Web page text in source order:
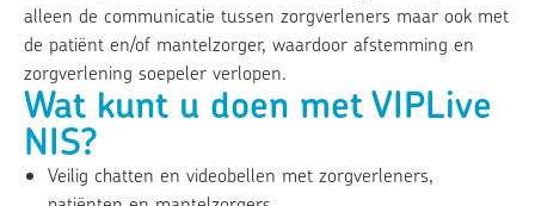
alleen de communicatie tussen zorgverleners maar ook met
de patiënt en/of mantelzorger, waardoor afstemming en
zorgverlening soepeler verlopen.
Wat kunt u doen met VIPLive
NIS?
Veilig chatten en videobellen met zorgverleners,